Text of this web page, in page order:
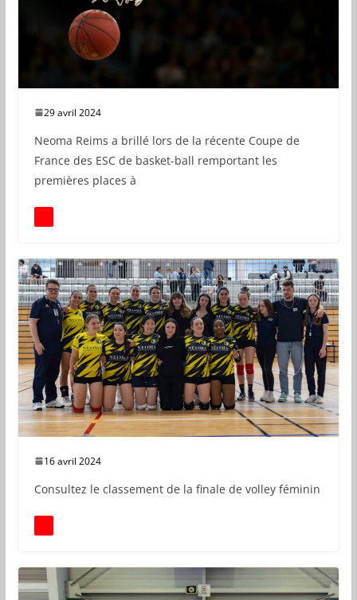
29 avril 2024
Neoma Reims a brillé lors de la récente Coupe de
France des ESC de basket-ball remportant les
premières places à
16 avril 2024
Consultez le classement de la finale de volley féminin